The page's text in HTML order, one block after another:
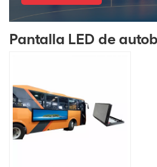
Pantalla LED de